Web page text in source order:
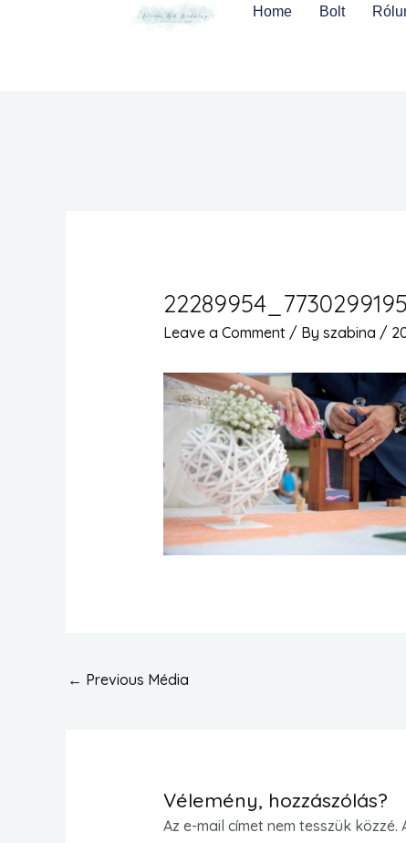
Home Bolt
Leave a Comment / By szabina /
← Previous Média
Vélemény, hozzászólás?
Az e-mail címet nem tesszük közzé.